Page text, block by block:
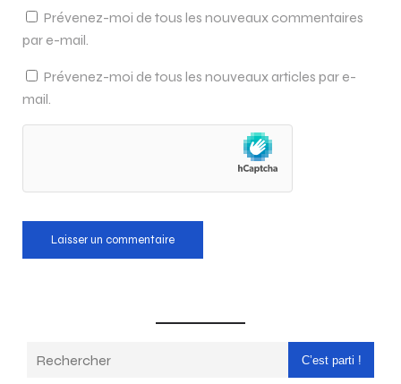
Prévenez-moi de tous les nouveaux commentaires
par e-mail.
Prévenez-moi de tous les nouveaux articles par e-
mail.
C’est parti !